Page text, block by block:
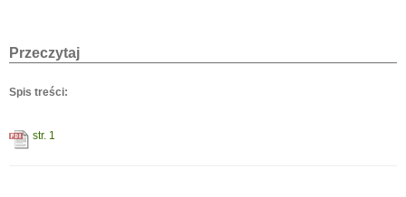
Przeczytaj
Spis treści:
str. 1